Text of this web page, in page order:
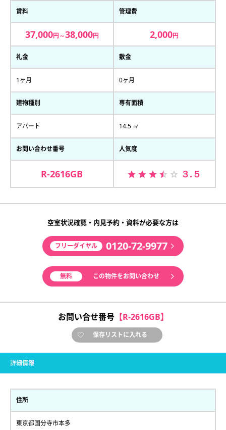
賃料
37,000円～38,000円
管理費
2,000円
礼金
1ヶ月
敷金
0ヶ月
建物種別
アパート
専有面積
14.5 ㎡
お問い合わせ番号
R-2616GB
人気度
３.５
空室状況確認・内見予約・資料が必要な方は
フリーダイヤル 0120-72-9977
無料 この物件をお問い合わせ
お問い合せ番号【R-2616GB】
保存リストに入れる
詳細情報
住所
東京都国分寺市本多